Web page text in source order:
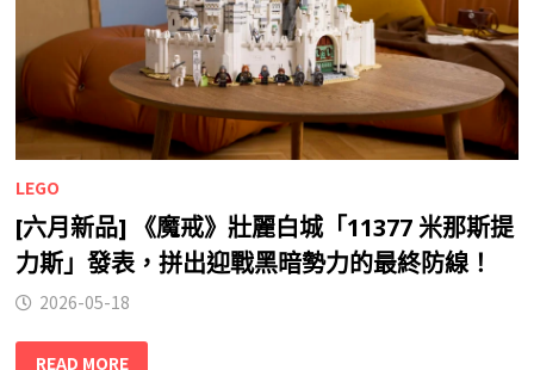
LEGO
[六月新品] 《魔戒》壯麗白城「11377 米那斯提
力斯」發表，拼出迎戰黑暗勢力的最終防線！
2026-05-18
READ MORE